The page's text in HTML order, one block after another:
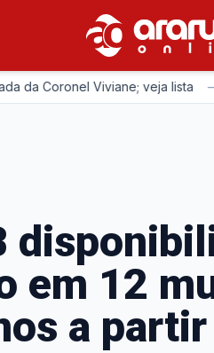
Viviane; veja lista —
em 12
a